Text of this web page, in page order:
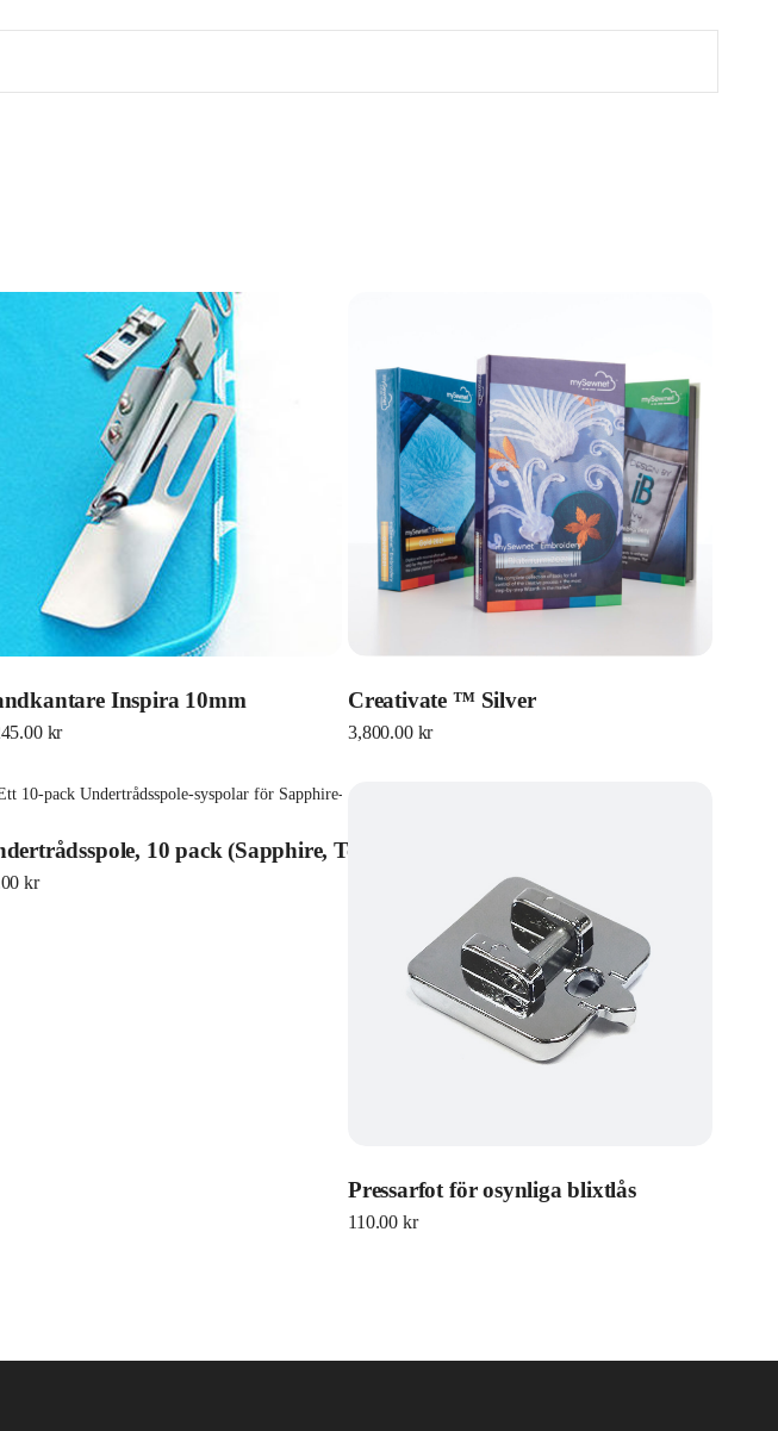
H-Class) Inspira 10mm
kr
Creativate ™ Silver
3,800.00 kr
10 pack (Sapphire, Topaz och Opal)
kr
Pressarfot för osynliga blixtlås
110.00 kr